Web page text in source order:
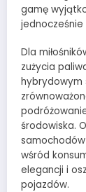
gamę
jednocześnie
Dla
zużycia
hybrydowym
środowiska.
wśród
elegancji i
pojazdów.